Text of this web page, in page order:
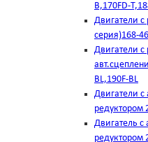
B,170FD-
Двигатели с
серия)168-
Двигатели с
BL,190F-BL
Двигатели с
редуктором
Двигатель с
редуктором